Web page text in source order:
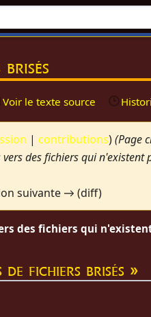
Voir le texte source
| contributions)(Page
des fichiers qui n'existent
suivante → (diff)
des fichiers qui
de fichiers brisés »